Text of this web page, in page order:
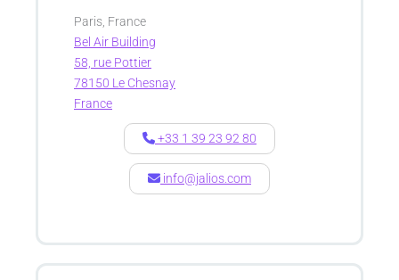
Paris, France
Bel Air Building
58, rue Pottier
78150 Le Chesnay
France
+33 1 39 23 92 80
info@jalios.com